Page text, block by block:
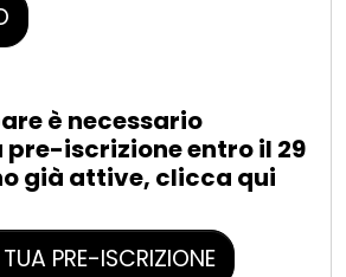
è necessario
iscrizione entro il 29
già attive, clicca qui
PRE-ISCRIZIONE